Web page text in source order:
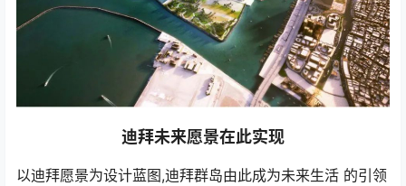
迪拜未来愿景在此实现
以迪拜愿景为设计蓝图,迪拜群岛由此成为未来生活 的引领